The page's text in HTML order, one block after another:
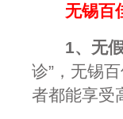
无锡百佳
1、无
诊”，无锡
者都能享受